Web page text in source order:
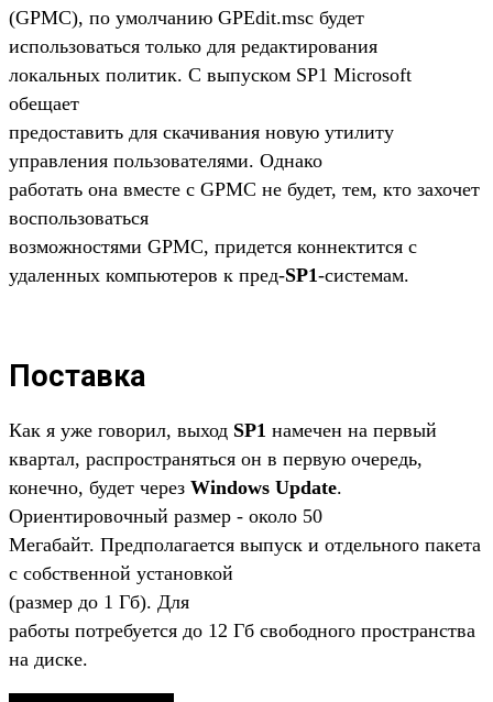
(GPMC), по умолчанию GPEdit.msc будет
использоваться только для редактирования
локальных политик. С выпуском SP1 Microsoft
обещает
предоставить для скачивания новую утилиту
управления пользователями. Однако
работать она вместе с GPMC не будет, тем, кто захочет
воспользоваться
возможностями GPMC, придется коннектится с
удаленных компьютеров к пред-SP1-системам.
Поставка
Как я уже говорил, выход SP1 намечен на первый
квартал, распространяться он в первую очередь,
конечно, будет через Windows Update.
Ориентировочный размер - около 50
Мегабайт. Предполагается выпуск и отдельного пакета
с собственной установкой
(размер до 1 Гб). Для
работы потребуется до 12 Гб свободного пространства
на диске.